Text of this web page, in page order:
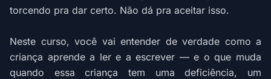
torcendo pra dar certo. Não dá pra aceitar isso.
Neste curso, você vai entender de verdade como a
criança aprende a ler e a escrever — e o que muda
quando essa criança tem uma deficiência, um